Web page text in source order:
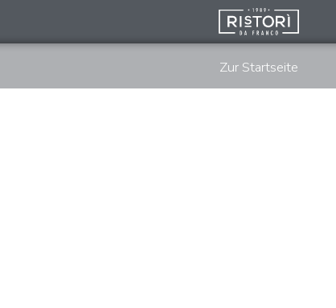
Zur Startseite